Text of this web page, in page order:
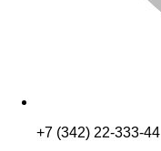
+7 (342) 22-333-44